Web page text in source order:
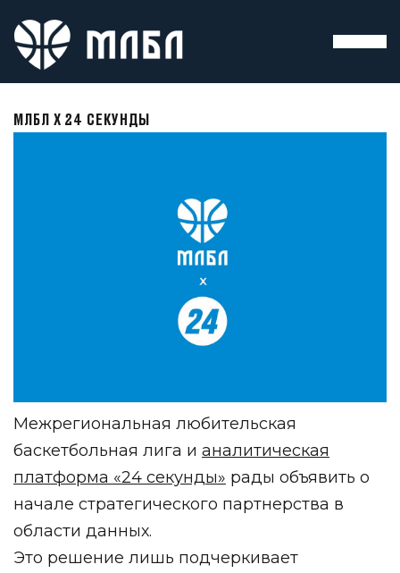
МЛБЛ Х 24 СЕКУНДЫ
Межрегиональная любительская
баскетбольная лига и аналитическая
платформа «24 секунды» рады объявить о
начале стратегического партнерства в
области данных.
Это решение лишь подчеркивает